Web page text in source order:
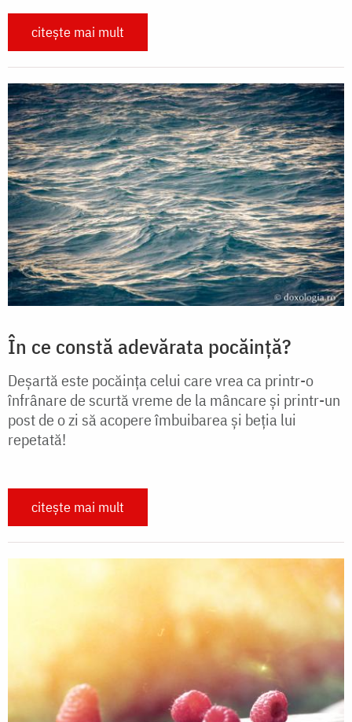
citește mai mult
În ce constă adevărata pocăință?
Deșartă este pocăința celui care vrea ca printr-o
înfrânare de scurtă vreme de la mâncare și printr-un
post de o zi să acopere îmbuibarea și beția lui
repetată!
citește mai mult